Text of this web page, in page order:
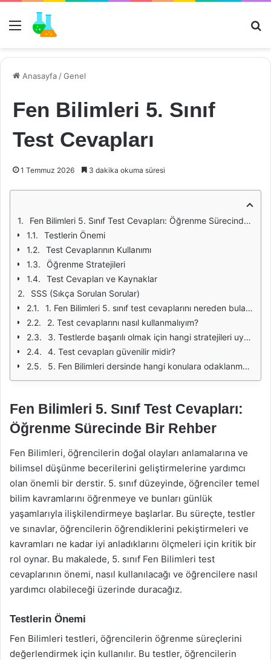
Menü
Anasayfa /Genel
Fen Bilimleri 5. Sınıf
Test Cevapları
1 Temmuz 2026 3 dakika okuma süresi
Fen Bilimleri 5. Sınıf Test Cevapları: Öğrenme Sürecinde Bir Rehber
Testlerin Önemi
Test Cevaplarının Kullanımı
Öğrenme Stratejileri
Test Cevapları ve Kaynaklar
SSS (Sıkça Sorulan Sorular)
1. Fen Bilimleri 5. sınıf test cevaplarını nereden bulabilirim?
2. Test cevaplarını nasıl kullanmalıyım?
3. Testlerde başarılı olmak için hangi stratejileri uygulamalıyım?
4. Test cevapları güvenilir midir?
5. Fen Bilimleri dersinde hangi konulara odaklanmalıyım?
Fen Bilimleri 5. Sınıf Test Cevapları:
Öğrenme Sürecinde Bir Rehber
Fen Bilimleri, öğrencilerin doğal olayları anlamalarına ve
bilimsel düşünme becerilerini geliştirmelerine yardımcı
olan önemli bir derstir. 5. sınıf düzeyinde, öğrenciler temel
bilim kavramlarını öğrenmeye ve bunları günlük
yaşamlarıyla ilişkilendirmeye başlarlar. Bu süreçte, testler
ve sınavlar, öğrencilerin öğrendiklerini pekiştirmeleri ve
kavramları ne kadar iyi anladıklarını ölçmeleri için kritik bir
rol oynar. Bu makalede, 5. sınıf Fen Bilimleri test
cevaplarının önemi, nasıl kullanılacağı ve öğrencilere nasıl
yardımcı olabileceği üzerinde duracağız.
Testlerin Önemi
Fen Bilimleri testleri, öğrencilerin öğrenme süreçlerini
değerlendirmek için kullanılır. Bu testler, öğrencilerin